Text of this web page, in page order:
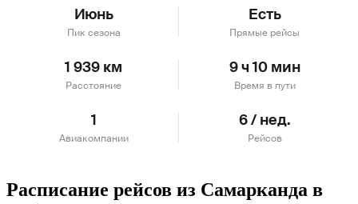
Июнь
Пик сезона
Есть
Прямые рейсы
1 939 км
Расстояние
9 ч 10 мин
Время в пути
1
Авиакомпании
6 / нед.
Рейсов
Расписание рейсов из Самарканда в